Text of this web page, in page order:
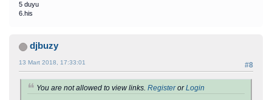
5 duyu
6.his
djbuzy
#8
13 Mart 2018, 17:33:01
You are not allowed to view links. RegisterorLogin